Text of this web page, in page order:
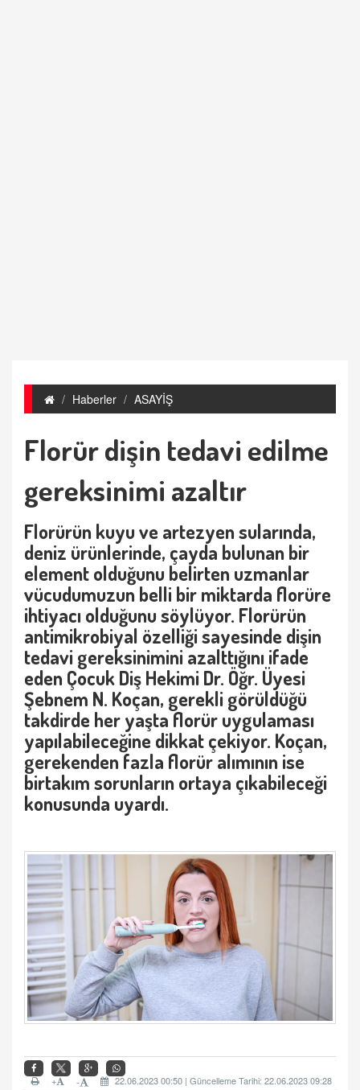
Haberler ASAYİŞ
Florür dişin tedavi edilme
gereksinimi azaltır
Florürün kuyu ve artezyen sularında,
deniz ürünlerinde, çayda bulunan bir
element olduğunu belirten uzmanlar
vücudumuzun belli bir miktarda florüre
ihtiyacı olduğunu söylüyor. Florürün
antimikrobiyal özelliği sayesinde dişin
tedavi gereksinimini azalttığını ifade
eden Çocuk Diş Hekimi Dr. Öğr. Üyesi
Şebnem N. Koçan, gerekli görüldüğü
takdirde her yaşta florür uygulaması
yapılabileceğine dikkat çekiyor. Koçan,
gerekenden fazla florür alımının ise
birtakım sorunların ortaya çıkabileceği
konusunda uyardı.
22.06.2023 00:50 | Güncelleme Tarihi: 22.06.2023 09:28
-
+